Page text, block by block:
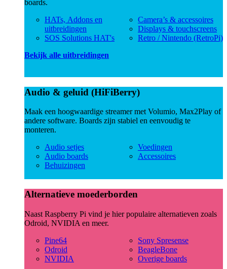
boards.
HATs, Addons en
uitbreidingen
SOS Solutions HAT's
Camera’s & accessoires
Displays & touchscreens
Retro / Nintendo (RetroPi)
Bekijk alle uitbreidingen
Audio & geluid (HiFiBerry)
Maak een hoogwaardige streamer met Volumio, Max2Play of
andere software. Boards zijn stabiel en eenvoudig te
monteren.
Audio setjes
Audio boards
Behuizingen
Voedingen
Accessoires
Alternatieve moederborden
Naast Raspberry Pi vind je hier populaire alternatieven zoals
Odroid, NVIDIA en meer.
Pine64
Odroid
NVIDIA
Sony Spresense
BeagleBone
Overige boards